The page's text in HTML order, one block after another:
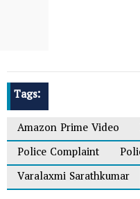
Tags:
Amazon Prime Video
Police Complaint
Varalaxmi Sarathkumar